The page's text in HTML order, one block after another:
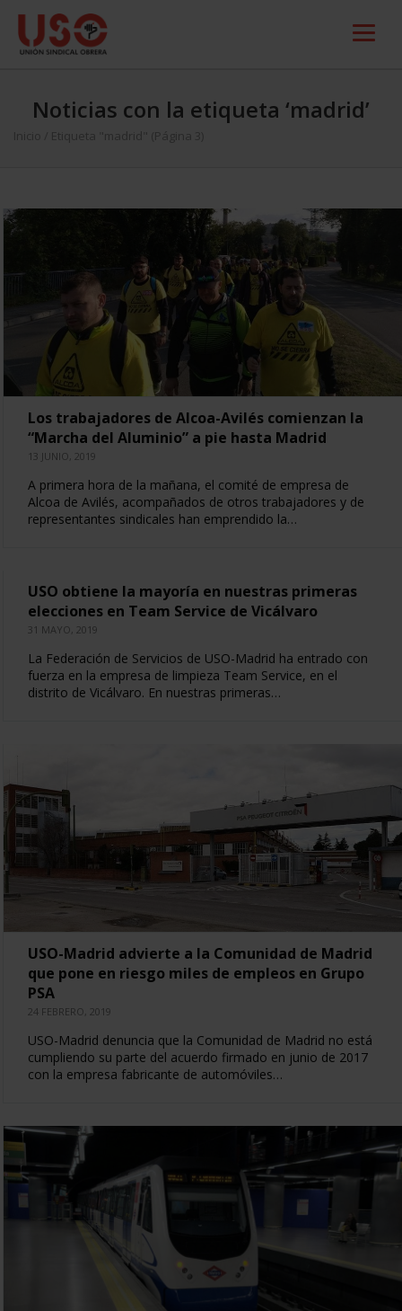
Noticias con la etiqueta ‘madrid’
Inicio Etiqueta "madrid" (Página 3)
Los trabajadores de Alcoa-Avilés comienzan la
“Marcha del Aluminio” a pie hasta Madrid
13 JUNIO, 2019
A primera hora de la mañana, el comité de empresa de
Alcoa de Avilés, acompañados de otros trabajadores y de
representantes sindicales han emprendido la…
USO obtiene la mayoría en nuestras primeras
elecciones en Team Service de Vicálvaro
31 MAYO, 2019
La Federación de Servicios de USO-Madrid ha entrado con
fuerza en la empresa de limpieza Team Service, en el
distrito de Vicálvaro. En nuestras primeras…
USO-Madrid advierte a la Comunidad de Madrid
que pone en riesgo miles de empleos en Grupo
PSA
24 FEBRERO, 2019
USO-Madrid denuncia que la Comunidad de Madrid no está
cumpliendo su parte del acuerdo firmado en junio de 2017
con la empresa fabricante de automóviles…